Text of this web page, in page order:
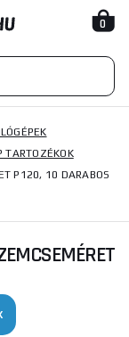
0
TARTOZÉKOK
P120, 10 DARABOS